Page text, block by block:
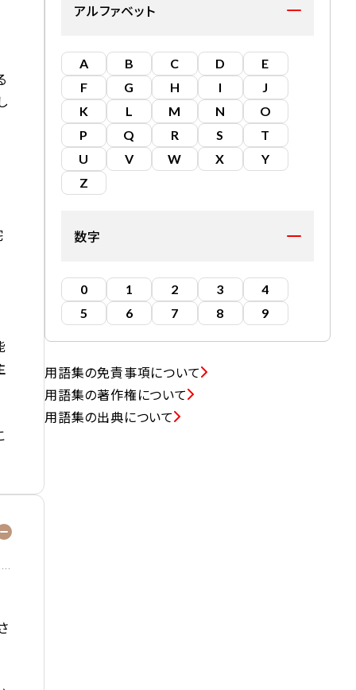
アルファベット
A B C D
E
F
G H I
J
K
L M N
O
P
Q R S
T
U
V W X
Y
Z
数字
0 1 2 3
4
5
6 7 8 9
用語集の免責事項について
用語集の著作権について
用語集の出典について